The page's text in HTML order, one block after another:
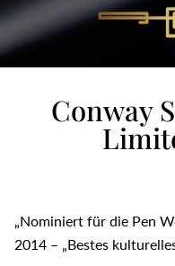
Conway
„Nominiert für die Pen
2014 – „Bestes